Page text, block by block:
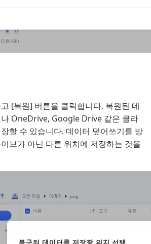
[복원] 버튼을 클릭합니다. 복원된 데
OneDrive, Google Drive 같은 클라
할 수 있습니다. 데이터 덮어쓰기를 방
브가 아닌 다른 위치에 저장하는 것을